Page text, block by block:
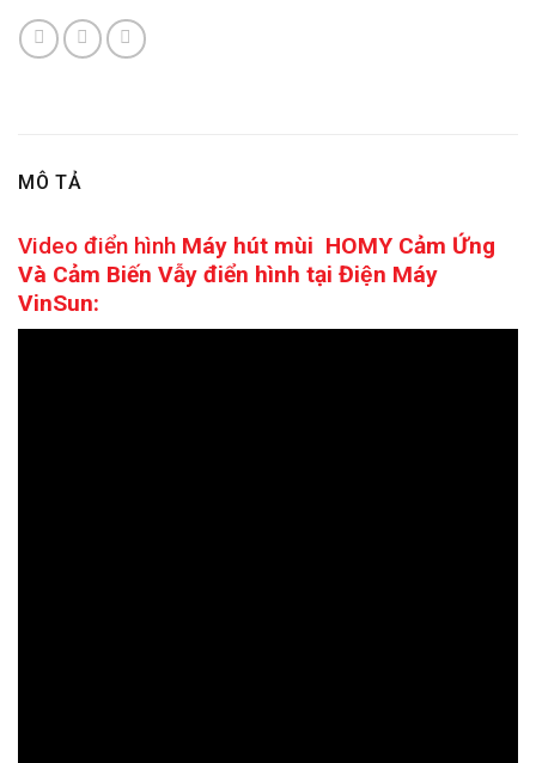
MÔ TẢ
Video điển hình Máy hút mùi HOMY Cảm Ứng
Và Cảm Biến Vẫy điển hình tại Điện Máy
VinSun: